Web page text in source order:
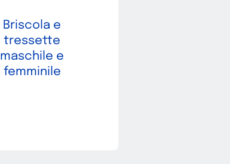
Briscola e
tressette
maschile e
femminile